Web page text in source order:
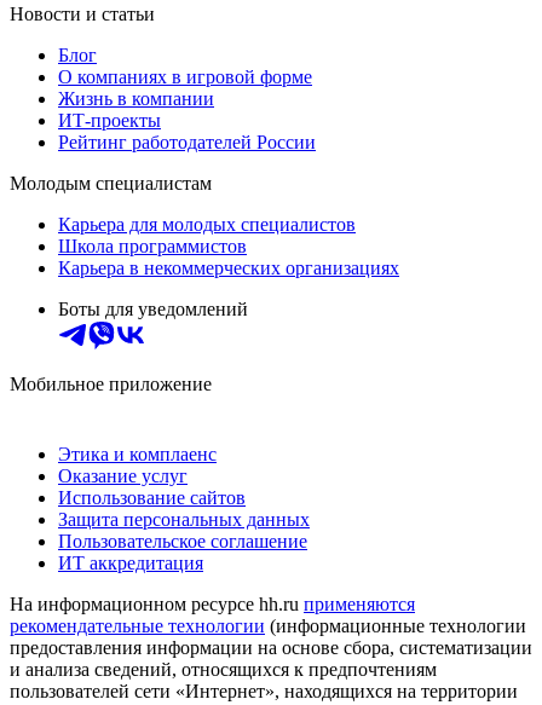
Новости и статьи
Блог
О компаниях в игровой форме
Жизнь в компании
ИТ-проекты
Рейтинг работодателей России
Молодым специалистам
Карьера для молодых специалистов
Школа программистов
Карьера в некоммерческих организациях
Боты для уведомлений
Мобильное приложение
Этика и комплаенс
Оказание услуг
Использование сайтов
Защита персональных данных
Пользовательское соглашение
ИТ аккредитация
На информационном ресурсе hh.ru применяются
рекомендательные технологии (информационные технологии
предоставления информации на основе сбора, систематизации
и анализа сведений, относящихся к предпочтениям
пользователей сети «Интернет», находящихся на территории